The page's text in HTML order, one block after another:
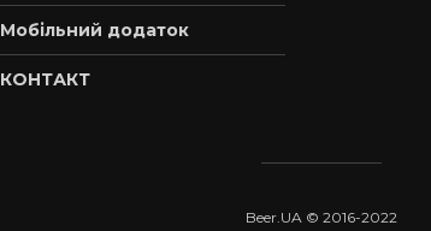
Мобільний додаток
КОНТАКТ
Beer.UA © 2016-2022